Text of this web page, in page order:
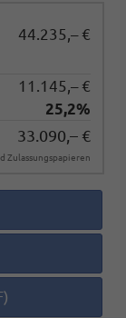
44.235,– €
11.145,– €
25,2%
33.090,– €
Zulassungspapieren